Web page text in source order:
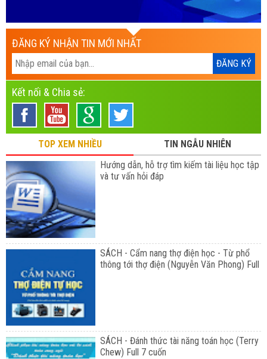
ĐĂNG KÝ NHẬN TIN MỚI NHẤT
Kết nối & Chia sẻ:
TOP XEM NHIỀU
TIN NGẪU NHIÊN
Hướng dẫn, hỗ trợ tìm kiếm tài liệu học tập
và tư vấn hỏi đáp
SÁCH - Cẩm nang thợ điện học - Từ phổ
thông tới thợ điện (Nguyễn Văn Phong) Full
SÁCH - Đánh thức tài năng toán học (Terry
Chew) Full 7 cuốn